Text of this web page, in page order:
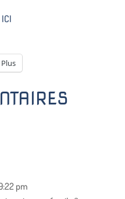
ICI
Plus
pm